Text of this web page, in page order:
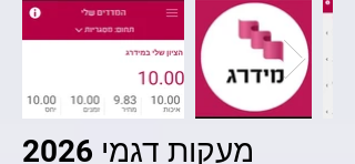
מעקות דגמי 2026